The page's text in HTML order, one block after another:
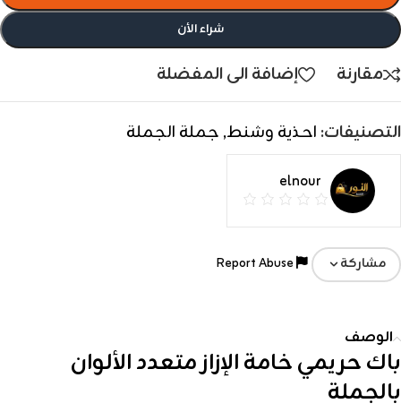
شراء الأن
مقارنة إضافة الى المفضلة
التصنيفات: احذية وشنط, جملة الجملة
elnour
مشاركة
الوصف
باك حريمي خامة الإزاز متعدد الألوان
بالجملة